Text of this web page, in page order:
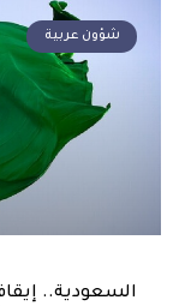
شؤون عربية